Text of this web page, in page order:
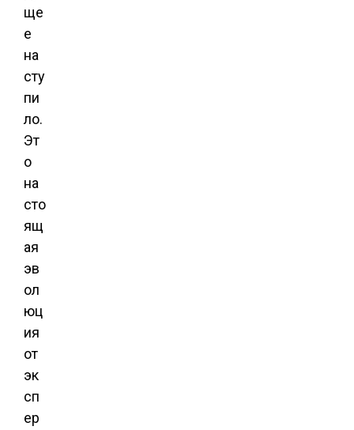
ще
е
на
сту
пи
ло.
Эт
о
на
сто
ящ
ая
эв
ол
юц
ия
от
эк
сп
ер